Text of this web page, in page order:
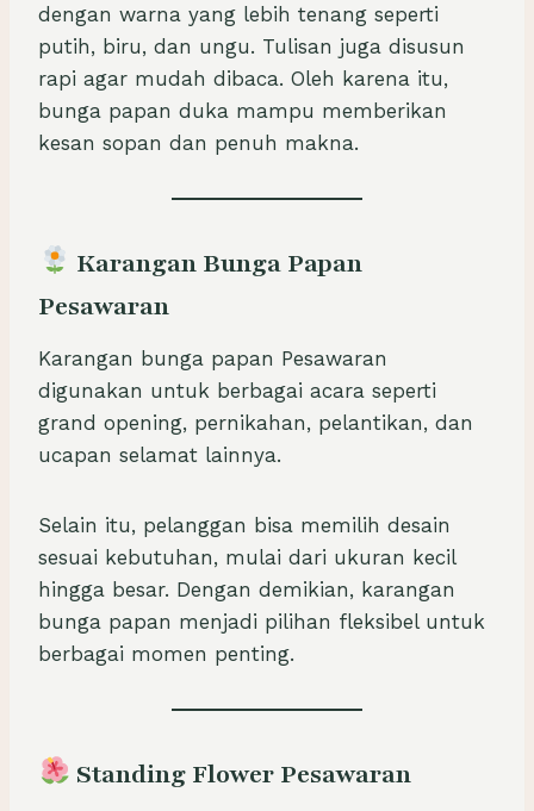
dengan warna yang lebih tenang seperti
putih, biru, dan ungu. Tulisan juga disusun
rapi agar mudah dibaca. Oleh karena itu,
bunga papan duka mampu memberikan
kesan sopan dan penuh makna.
Karangan Bunga Papan
Pesawaran
Karangan bunga papan Pesawaran
digunakan untuk berbagai acara seperti
grand opening, pernikahan, pelantikan, dan
ucapan selamat lainnya.
Selain itu, pelanggan bisa memilih desain
sesuai kebutuhan, mulai dari ukuran kecil
hingga besar. Dengan demikian, karangan
bunga papan menjadi pilihan fleksibel untuk
berbagai momen penting.
Standing Flower Pesawaran